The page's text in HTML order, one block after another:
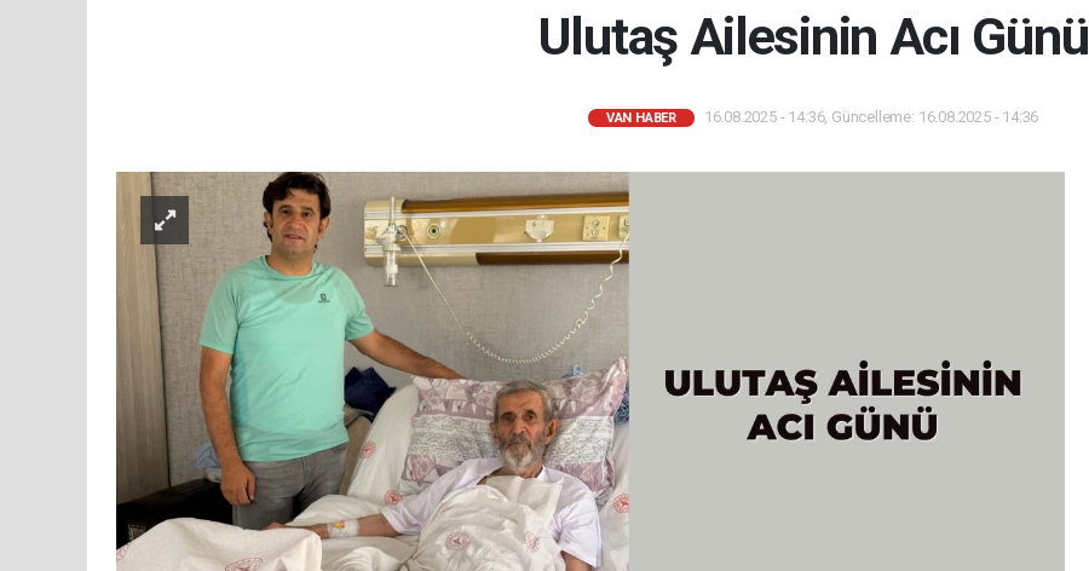
Ulutaş Ailesinin Acı Günü
VAN HABER 16.08.2025 - 14:36, Güncelleme: 16.08.2025 - 14:36